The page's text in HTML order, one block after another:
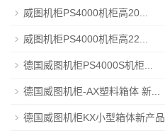
威图机柜PS4000机柜高20...
威图机柜PS4000机柜高22...
德国威图机柜PS4000S机柜...
德国威图机柜-AX塑料箱体 新...
德国威图机柜KX小型箱体新产品